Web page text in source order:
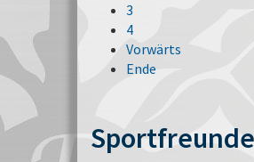
3
4
Vorwärts
Ende